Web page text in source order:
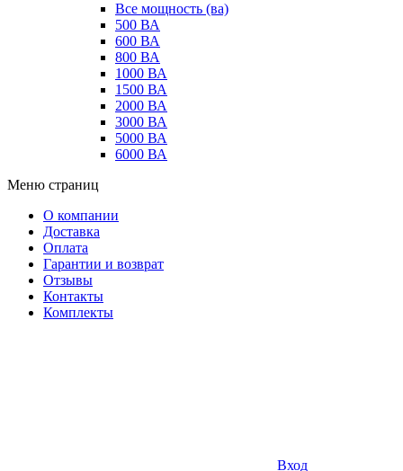
Все мощность (ва)
500 ВА
600 ВА
800 ВА
1000 ВА
1500 ВА
2000 ВА
3000 ВА
5000 ВА
6000 ВА
Меню страниц
О компании
Доставка
Оплата
Гарантии и возврат
Отзывы
Контакты
Комплекты
Вход